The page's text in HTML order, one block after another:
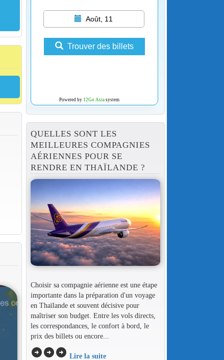
Août, 11
Trouver des billets
Powered by 12Go Asiasystem
QUELLES SONT LES
MEILLEURES COMPAGNIES
AÉRIENNES POUR SE
RENDRE EN THAÏLANDE ?
Choisir sa compagnie aérienne est une étape
importante dans la préparation d'un voyage
en Thaïlande et souvent décisive pour
maîtriser son budget. Entre les vols directs,
les correspondances, le confort à bord, le
prix des billets ou encore...
arrow_circle_rightarrow_circle_rightarrow_circle_right Lire la suite